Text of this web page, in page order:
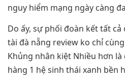
nguy hiểm mạng ngày càng
Do ấy, sự phối đoàn kết tất
tài đà nẵng review ko chỉ
Khủng nhân kiệt Nhiều hơn
hàng 1 hệ sinh thái xanh bền